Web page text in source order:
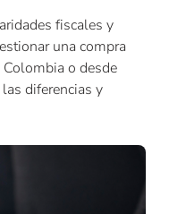
fiscales y
una compra
o desde
diferencias y